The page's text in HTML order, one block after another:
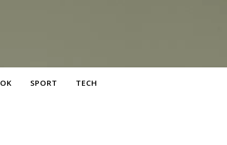
SPORT TECH